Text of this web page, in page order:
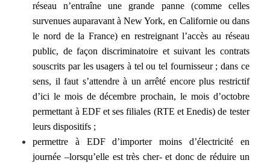
réseau n’entraîne une grande panne (comme celles
survenues auparavant à New York, en Californie ou dans
le nord de la France) en restreignant l’accès au réseau
public, de façon discriminatoire et suivant les contrats
souscrits par les usagers à tel ou tel fournisseur ; dans ce
sens, il faut s’attendre à un arrêté encore plus restrictif
d’ici le mois de décembre prochain, le mois d’octobre
permettant à EDF et ses filiales (RTE et Enedis) de tester
leurs dispositifs ;
permettre à EDF d’importer moins d’électricité en
journée –lorsqu’elle est très cher- et donc de réduire un